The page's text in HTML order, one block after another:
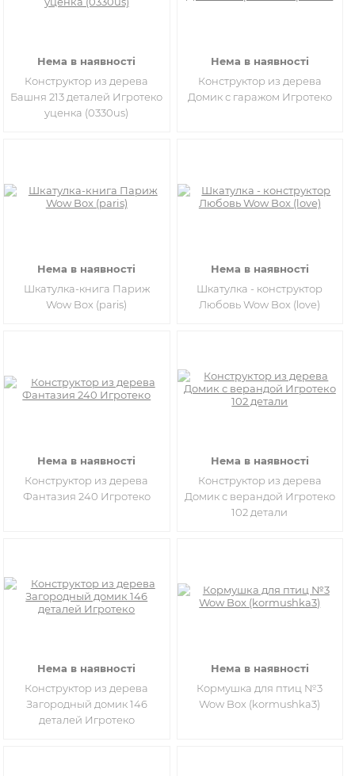
Нема в наявності
Конструктор из дерева
Башня 213 деталей Игротеко
уценка (0330us)
Нема в наявності
Конструктор из дерева
Домик с гаражом Игротеко
Нема в наявності
Шкатулка-книга Париж
Wow Box (paris)
Нема в наявності
Шкатулка - конструктор
Любовь Wow Box (love)
Нема в наявності
Конструктор из дерева
Фантазия 240 Игротеко
Нема в наявності
Конструктор из дерева
Домик с верандой Игротеко
102 детали
Нема в наявності
Конструктор из дерева
Загородный домик 146
деталей Игротеко
Нема в наявності
Кормушка для птиц №3
Wow Box (kormushka3)